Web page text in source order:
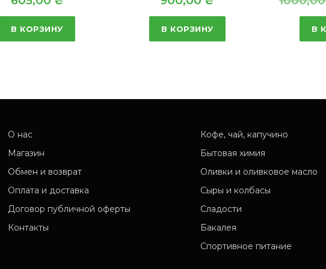
В КОРЗИНУ В КОРЗИНУ В
О нас
Магазин
Обмен и возврат
Оплата и доставка
Договор публичной оферты
Контакты
Кофе, чай, капучино
Бытовая химия
Оливки и оливковое масло
Сыры и колбасы
Сладости
Бакалея
Спортивное питание